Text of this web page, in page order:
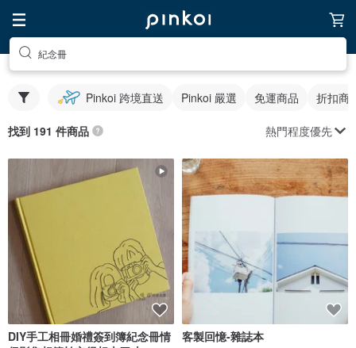
紀念冊
Pinkoi 跨境直送 Pinkoi 嚴選 免運商品 折扣商
找到 191 件商品 熱門程度優先
DIY手工相冊婚禮簽到簿紀念冊情
客製回憶-雜誌本